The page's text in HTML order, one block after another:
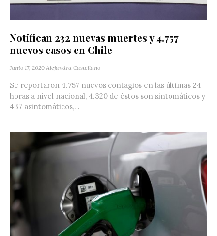
Notifican 232 nuevas muertes y 4.757
nuevos casos en Chile
Junio 17, 2020 Alejandra Castellano
Se reportaron 4.757 nuevos contagios en las últimas 24
horas a nivel nacional, 4.320 de éstos son sintomáticos y
437 asintomáticos,...